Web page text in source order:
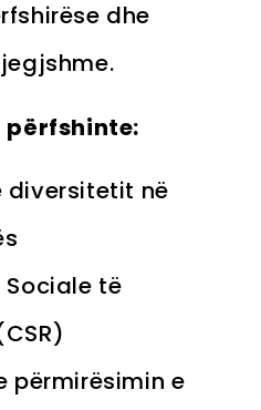
dhe
përfshinte:
diversitetit në
Sociale të
përmirësimin e